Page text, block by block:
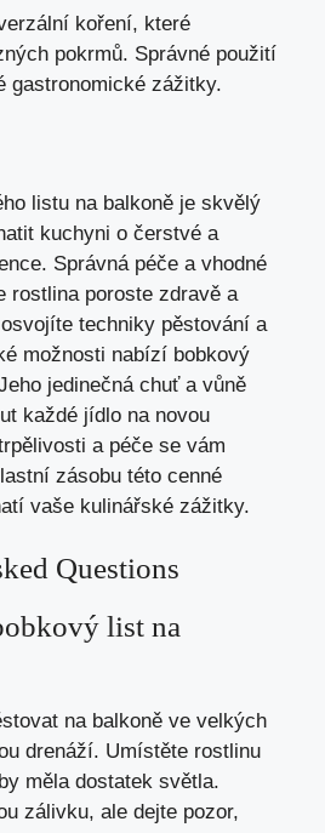
koření, které
pokrmů. Správné použití
gastronomické zážitky.
listu na balkoně je skvělý
kuchyni o čerstvé a
Správná péče a vhodné
rostlina poroste zdravě a
techniky pěstování a
možnosti nabízí bobkový
jedinečná chuť a vůně
každé jídlo na novou
a péče se vám
zásobu této cenné
vaše kulinářské zážitky.
Questions
list na
na balkoně ve velkých
drenáží. Umístěte rostlinu
měla dostatek světla.
zálivku, ale dejte pozor,